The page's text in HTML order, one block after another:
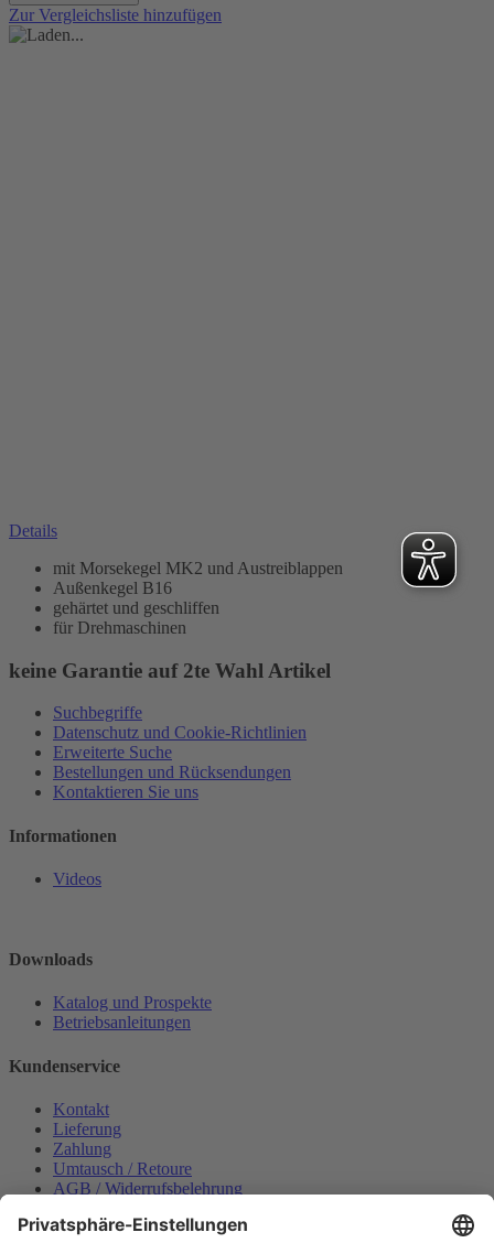
Zur Vergleichsliste hinzufügen
Details
mit Morsekegel MK2 und Austreiblappen
Außenkegel B16
gehärtet und geschliffen
für Drehmaschinen
keine Garantie auf 2te Wahl Artikel
Suchbegriffe
Datenschutz und Cookie-Richtlinien
Erweiterte Suche
Bestellungen und Rücksendungen
Kontaktieren Sie uns
Informationen
Videos
Downloads
Katalog und Prospekte
Betriebsanleitungen
Kundenservice
Kontakt
Lieferung
Zahlung
Umtausch / Retoure
AGB / Widerrufsbelehrung
Datenschutzerklärung